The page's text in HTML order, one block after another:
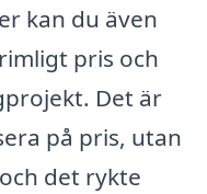
kan du även
pris och
Det är
på pris, utan
det rykte